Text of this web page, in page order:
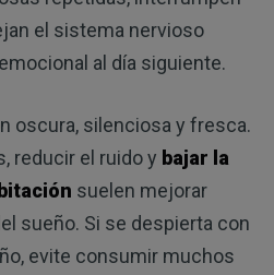
el sistema nervioso
al día siguiente.
oscura, silenciosa y fresca.
reducir el ruido y bajar la
suelen mejorar
sueño. Si se despierta con
evite consumir muchos